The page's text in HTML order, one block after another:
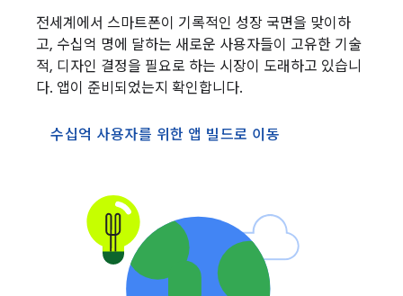
전세계에서 스마트폰이 기록적인 성장 국면을 맞이하
고, 수십억 명에 달하는 새로운 사용자들이 고유한 기술
적, 디자인 결정을 필요로 하는 시장이 도래하고 있습니
다. 앱이 준비되었는지 확인합니다.
수십억 사용자를 위한 앱 빌드로 이동